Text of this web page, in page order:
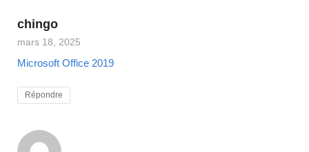
chingo
mars 18, 2025
Microsoft Office 2019
Répondre